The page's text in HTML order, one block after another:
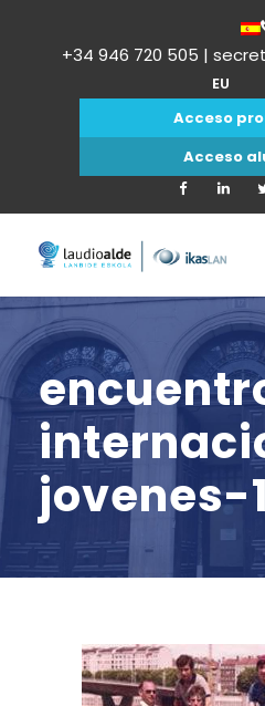
+34 946 720 505 |
EU
Acceso
Acceso
jovenes-